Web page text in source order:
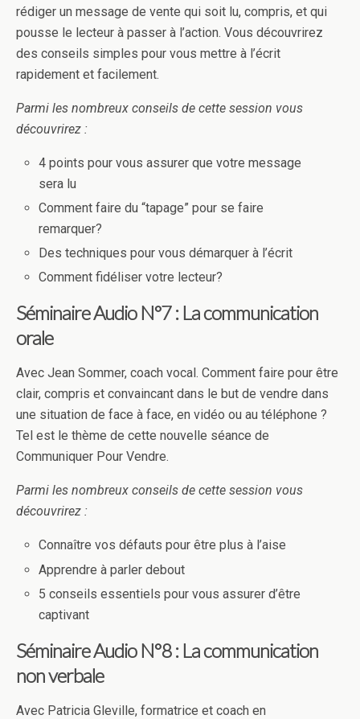
rédiger un message de vente qui soit lu, compris, et qui
pousse le lecteur à passer à l’action. Vous découvrirez
des conseils simples pour vous mettre à l’écrit
rapidement et facilement.
Parmi les nombreux conseils de cette session vous
découvrirez :
4 points pour vous assurer que votre message
sera lu
Comment faire du “tapage” pour se faire
remarquer?
Des techniques pour vous démarquer à l’écrit
Comment fidéliser votre lecteur?
Séminaire Audio N°7 : La communication
orale
Avec Jean Sommer, coach vocal. Comment faire pour être
clair, compris et convaincant dans le but de vendre dans
une situation de face à face, en vidéo ou au téléphone ?
Tel est le thème de cette nouvelle séance de
Communiquer Pour Vendre.
Parmi les nombreux conseils de cette session vous
découvrirez :
Connaître vos défauts pour être plus à l’aise
Apprendre à parler debout
5 conseils essentiels pour vous assurer d’être
captivant
Séminaire Audio N°8 : La communication
non verbale
Avec Patricia Gleville, formatrice et coach en